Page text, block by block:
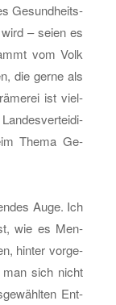
Ge­sund­heits­
– seien es
vom Volk
die gerne als
ist viel­
Thema Ge­
Auge. Ich
wie es Men­
hin­ter vor­ge­
man sich nicht
Ent­